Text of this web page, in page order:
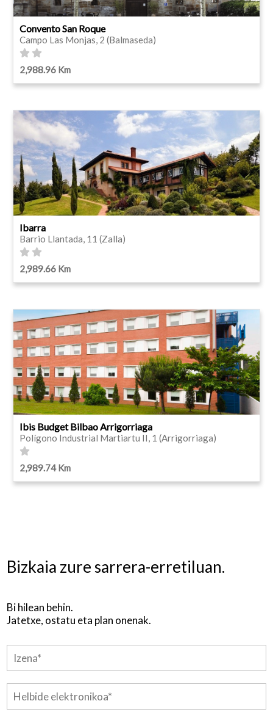
Convento San Roque
Campo Las Monjas, 2 (Balmaseda)
2,988.96 Km
Ibarra
Barrio Llantada, 11 (Zalla)
2,989.66 Km
Ibis Budget Bilbao Arrigorriaga
Polígono Industrial Martiartu II, 1 (Arrigorriaga)
2,989.74 Km
Bizkaia zure sarrera-erretiluan.
Bi hilean behin.
Jatetxe, ostatu eta plan onenak.